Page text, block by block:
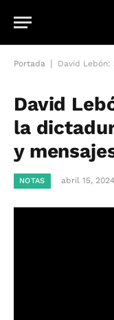
Portada David Lebón: Ser
David
la
y
NOTAS abril 15, 2024